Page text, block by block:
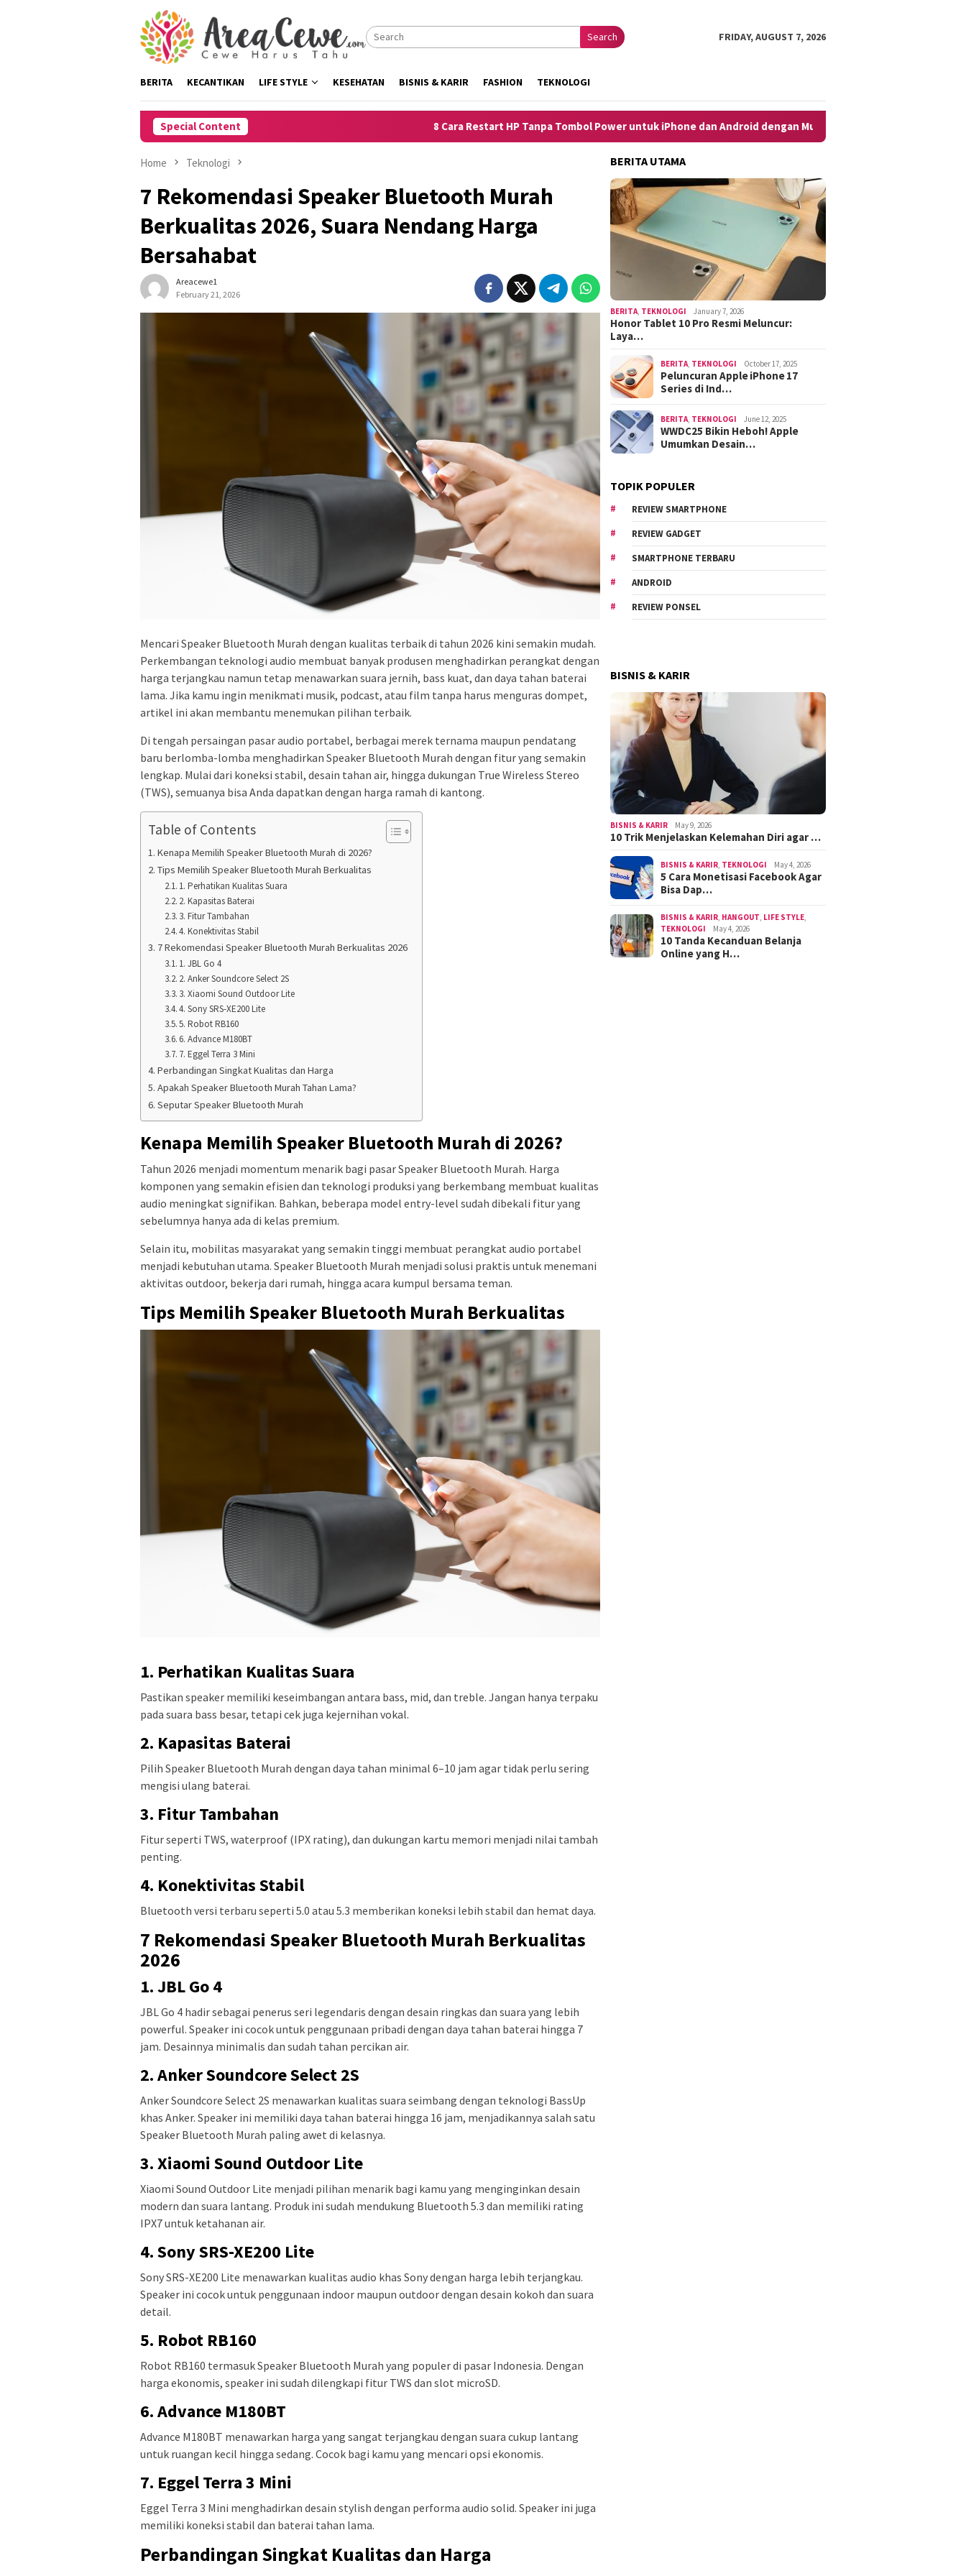
Search FRIDAY, AUGUST 7, 2026
BERITA KECANTIKAN LIFE STYLE KESEHATAN BISNIS & KARIR FASHION TEKNOLOGI
Special Content 8 Cara Restart HP Tanpa Tombol Power untuk iPhone dan Android dengan Mudah 10 Cara Menghilangkan Iklan di HP,
Home Teknologi
7 Rekomendasi Speaker Bluetooth Murah
Berkualitas 2026, Suara Nendang Harga
Bersahabat
Areacewe1
February 21, 2026
Mencari Speaker Bluetooth Murah dengan kualitas terbaik di tahun 2026 kini semakin mudah.
Perkembangan teknologi audio membuat banyak produsen menghadirkan perangkat dengan
harga terjangkau namun tetap menawarkan suara jernih, bass kuat, dan daya tahan baterai
lama. Jika kamu ingin menikmati musik, podcast, atau film tanpa harus menguras dompet,
artikel ini akan membantu menemukan pilihan terbaik.
Di tengah persaingan pasar audio portabel, berbagai merek ternama maupun pendatang
baru berlomba-lomba menghadirkan Speaker Bluetooth Murah dengan fitur yang semakin
lengkap. Mulai dari koneksi stabil, desain tahan air, hingga dukungan True Wireless Stereo
(TWS), semuanya bisa Anda dapatkan dengan harga ramah di kantong.
Table of Contents
Kenapa Memilih Speaker Bluetooth Murah di 2026?
Tips Memilih Speaker Bluetooth Murah Berkualitas
1. Perhatikan Kualitas Suara
2. Kapasitas Baterai
3. Fitur Tambahan
4. Konektivitas Stabil
7 Rekomendasi Speaker Bluetooth Murah Berkualitas 2026
1. JBL Go 4
2. Anker Soundcore Select 2S
3. Xiaomi Sound Outdoor Lite
4. Sony SRS-XE200 Lite
5. Robot RB160
6. Advance M180BT
7. Eggel Terra 3 Mini
Perbandingan Singkat Kualitas dan Harga
Apakah Speaker Bluetooth Murah Tahan Lama?
Seputar Speaker Bluetooth Murah
Kenapa Memilih Speaker Bluetooth Murah di 2026?
Tahun 2026 menjadi momentum menarik bagi pasar Speaker Bluetooth Murah. Harga
komponen yang semakin efisien dan teknologi produksi yang berkembang membuat kualitas
audio meningkat signifikan. Bahkan, beberapa model entry-level sudah dibekali fitur yang
sebelumnya hanya ada di kelas premium.
Selain itu, mobilitas masyarakat yang semakin tinggi membuat perangkat audio portabel
menjadi kebutuhan utama. Speaker Bluetooth Murah menjadi solusi praktis untuk menemani
aktivitas outdoor, bekerja dari rumah, hingga acara kumpul bersama teman.
Tips Memilih Speaker Bluetooth Murah Berkualitas
1. Perhatikan Kualitas Suara
Pastikan speaker memiliki keseimbangan antara bass, mid, dan treble. Jangan hanya terpaku
pada suara bass besar, tetapi cek juga kejernihan vokal.
2. Kapasitas Baterai
Pilih Speaker Bluetooth Murah dengan daya tahan minimal 6–10 jam agar tidak perlu sering
mengisi ulang baterai.
3. Fitur Tambahan
Fitur seperti TWS, waterproof (IPX rating), dan dukungan kartu memori menjadi nilai tambah
penting.
4. Konektivitas Stabil
Bluetooth versi terbaru seperti 5.0 atau 5.3 memberikan koneksi lebih stabil dan hemat daya.
7 Rekomendasi Speaker Bluetooth Murah Berkualitas
2026
1. JBL Go 4
JBL Go 4 hadir sebagai penerus seri legendaris dengan desain ringkas dan suara yang lebih
powerful. Speaker ini cocok untuk penggunaan pribadi dengan daya tahan baterai hingga 7
jam. Desainnya minimalis dan sudah tahan percikan air.
2. Anker Soundcore Select 2S
Anker Soundcore Select 2S menawarkan kualitas suara seimbang dengan teknologi BassUp
khas Anker. Speaker ini memiliki daya tahan baterai hingga 16 jam, menjadikannya salah satu
Speaker Bluetooth Murah paling awet di kelasnya.
3. Xiaomi Sound Outdoor Lite
Xiaomi Sound Outdoor Lite menjadi pilihan menarik bagi kamu yang menginginkan desain
modern dan suara lantang. Produk ini sudah mendukung Bluetooth 5.3 dan memiliki rating
IPX7 untuk ketahanan air.
4. Sony SRS-XE200 Lite
Sony SRS-XE200 Lite menawarkan kualitas audio khas Sony dengan harga lebih terjangkau.
Speaker ini cocok untuk penggunaan indoor maupun outdoor dengan desain kokoh dan suara
detail.
5. Robot RB160
Robot RB160 termasuk Speaker Bluetooth Murah yang populer di pasar Indonesia. Dengan
harga ekonomis, speaker ini sudah dilengkapi fitur TWS dan slot microSD.
6. Advance M180BT
Advance M180BT menawarkan harga yang sangat terjangkau dengan suara cukup lantang
untuk ruangan kecil hingga sedang. Cocok bagi kamu yang mencari opsi ekonomis.
7. Eggel Terra 3 Mini
Eggel Terra 3 Mini menghadirkan desain stylish dengan performa audio solid. Speaker ini juga
memiliki koneksi stabil dan baterai tahan lama.
Perbandingan Singkat Kualitas dan Harga
BERITA UTAMA
BERITA TEKNOLOGI January 7, 2026
Honor Tablet 10 Pro Resmi Meluncur:
Laya…
BERITA TEKNOLOGI October 17, 2025
Peluncuran Apple iPhone 17
Series di Ind…
BERITA TEKNOLOGI June 12, 2025
WWDC25 Bikin Heboh! Apple
Umumkan Desain…
TOPIK POPULER
REVIEW SMARTPHONE
REVIEW GADGET
SMARTPHONE TERBARU
ANDROID
REVIEW PONSEL
BISNIS & KARIR
BISNIS & KARIR May 9, 2026
10 Trik Menjelaskan Kelemahan Diri agar …
BISNIS & KARIR TEKNOLOGI May 4, 2026
5 Cara Monetisasi Facebook Agar
Bisa Dap…
BISNIS & KARIR HANGOUT LIFE STYLE
TEKNOLOGI
May 4, 2026
10 Tanda Kecanduan Belanja
Online yang H…